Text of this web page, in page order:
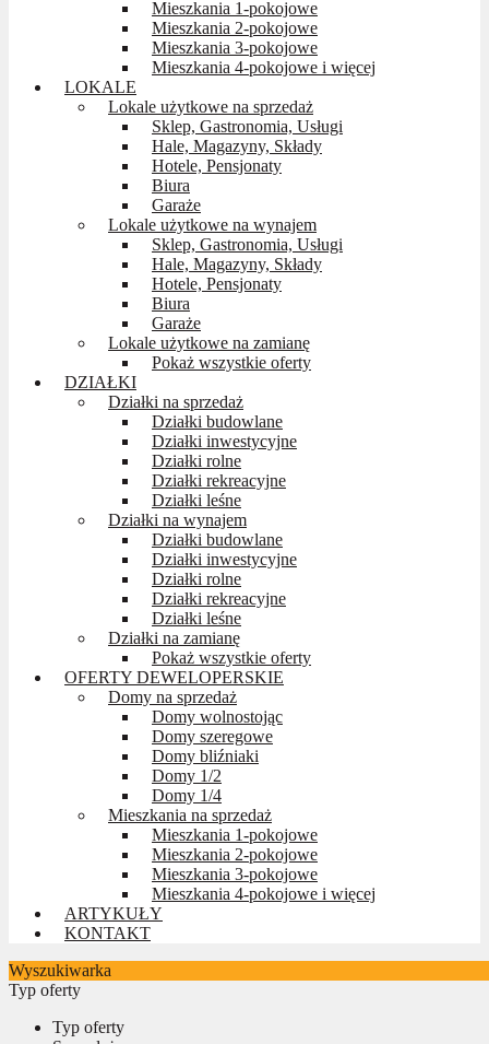
Mieszkania 1-pokojowe
Mieszkania 2-pokojowe
Mieszkania 3-pokojowe
Mieszkania 4-pokojowe i więcej
LOKALE
Lokale użytkowe na sprzedaż
Sklep, Gastronomia, Usługi
Hale, Magazyny, Składy
Hotele, Pensjonaty
Biura
Garaże
Lokale użytkowe na wynajem
Sklep, Gastronomia, Usługi
Hale, Magazyny, Składy
Hotele, Pensjonaty
Biura
Garaże
Lokale użytkowe na zamianę
Pokaż wszystkie oferty
DZIAŁKI
Działki na sprzedaż
Działki budowlane
Działki inwestycyjne
Działki rolne
Działki rekreacyjne
Działki leśne
Działki na wynajem
Działki budowlane
Działki inwestycyjne
Działki rolne
Działki rekreacyjne
Działki leśne
Działki na zamianę
Pokaż wszystkie oferty
OFERTY DEWELOPERSKIE
Domy na sprzedaż
Domy wolnostojąc
Domy szeregowe
Domy bliźniaki
Domy 1/2
Domy 1/4
Mieszkania na sprzedaż
Mieszkania 1-pokojowe
Mieszkania 2-pokojowe
Mieszkania 3-pokojowe
Mieszkania 4-pokojowe i więcej
ARTYKUŁY
KONTAKT
Wyszukiwarka
Typ oferty
Typ oferty